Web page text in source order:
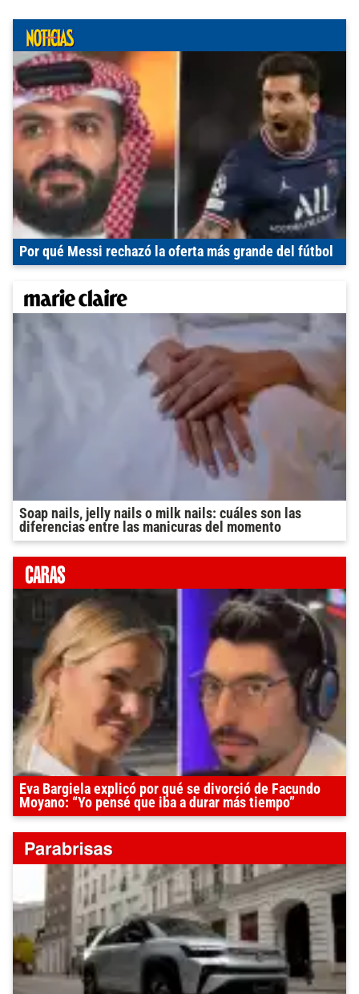
Por qué Messi rechazó la oferta más grande del fútbol
Soap nails, jelly nails o milk nails: cuáles son las
diferencias entre las manicuras del momento
Eva Bargiela explicó por qué se divorció de Facundo
Moyano: “Yo pensé que iba a durar más tiempo”